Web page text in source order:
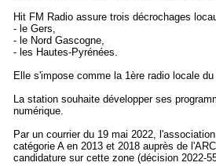
Hit FM Radio assure trois décrochages
- le Gers,
- le Nord Gascogne,
- les Hautes-Pyrénées.
Elle s'impose comme la 1ère radio locale du
La station souhaite développer ses
numérique.
Par un courrier du 19 mai 2022,
catégorie A en 2013 et 2018 auprès de
candidature sur cette zone (décision 2022-